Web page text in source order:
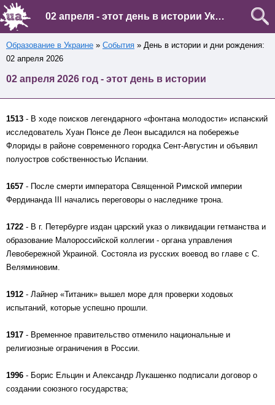
02 апреля - этот день в истории Украины и мира
Образование в Украине » События » День в истории и дни рождения:
02 апреля 2026
02 апреля 2026 год - этот день в истории
1513 - В ходе поисков легендарного «фонтана молодости» испанский
исследователь Хуан Понсе де Леон высадился на побережье
Флориды в районе современного городка Сент-Августин и объявил
полуостров собственностью Испании.
1657 - После смерти императора Священной Римской империи
Фердинанда III начались переговоры о наследнике трона.
1722 - В г. Петербурге издан царский указ о ликвидации гетманства и
образование Малороссийской коллегии - органа управления
Левобережной Украиной. Состояла из русских воевод во главе с С.
Веляминовим.
1912 - Лайнер «Титаник» вышел море для проверки ходовых
испытаний, которые успешно прошли.
1917 - Временное правительство отменило национальные и
религиозные ограничения в России.
1996 - Борис Ельцин и Александр Лукашенко подписали договор о
создании союзного государства;